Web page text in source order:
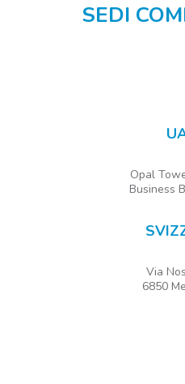
SEDI
Opal
Business
Via
6850